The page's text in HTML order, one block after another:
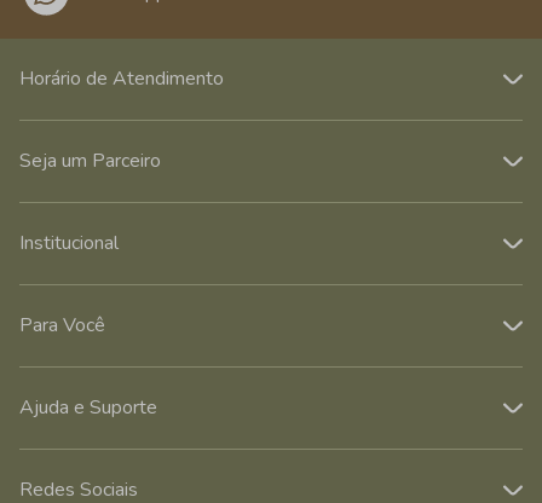
Horário de Atendimento
Seja um Parceiro
Institucional
Para Você
Ajuda e Suporte
Redes Sociais